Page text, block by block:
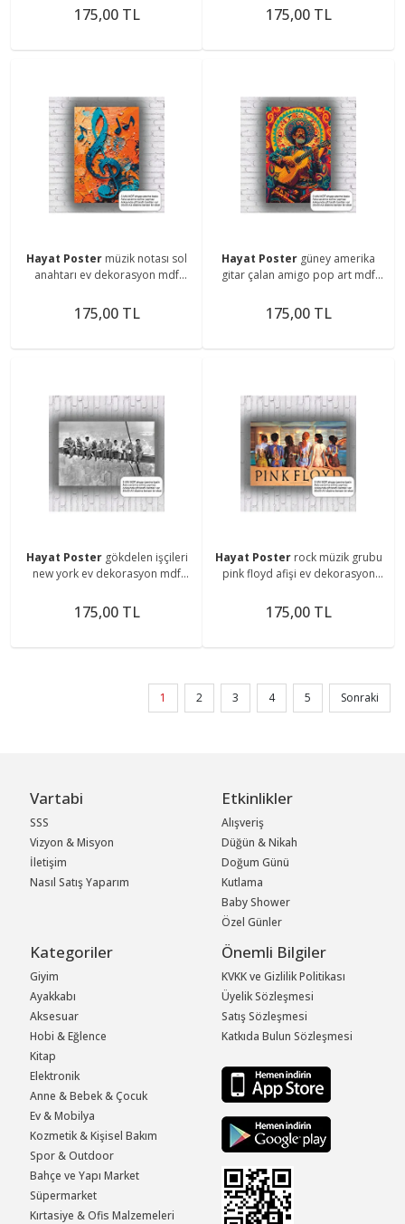
175,00 TL 175,00 TL
Hayat Poster müzik notası sol
anahtarı ev dekorasyon mdf
175,00 TL
Hayat Poster güney amerika
gitar çalan amigo pop art mdf
175,00 TL
Hayat Poster gökdelen işçileri
new york ev dekorasyon mdf
175,00 TL
Hayat Poster rock müzik grubu
pink floyd afişi ev dekorasyon
175,00 TL
1 2 3 4 5 Sonraki
Vartabi
SSS
Vizyon & Misyon
İletişim
Nasıl Satış Yaparım
Etkinlikler
Alışveriş
Düğün & Nikah
Doğum Günü
Kutlama
Baby Shower
Özel Günler
Kategoriler
Giyim
Ayakkabı
Aksesuar
Hobi & Eğlence
Kitap
Elektronik
Anne & Bebek & Çocuk
Ev & Mobilya
Kozmetik & Kişisel Bakım
Spor & Outdoor
Bahçe ve Yapı Market
Süpermarket
Kırtasiye & Ofis Malzemeleri
Önemli Bilgiler
KVKK ve Gizlilik Politikası
Üyelik Sözleşmesi
Satış Sözleşmesi
Katkıda Bulun Sözleşmesi